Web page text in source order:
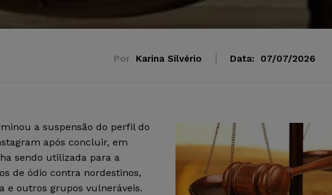
Por Karina Silvério Data: 07/07/2026
a suspensão do perfil do
após concluir, em
sendo utilizada para a
de ódio contra nordestinos,
e outros grupos vulneráveis.